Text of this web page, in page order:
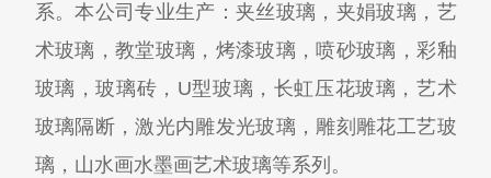
系。本公司专业生产：夹丝玻璃，夹娟玻璃，艺
术玻璃，教堂玻璃，烤漆玻璃，喷砂玻璃，彩釉
玻璃，玻璃砖，U型玻璃，长虹压花玻璃，艺术
玻璃隔断，激光内雕发光玻璃，雕刻雕花工艺玻
璃，山水画水墨画艺术玻璃等系列。